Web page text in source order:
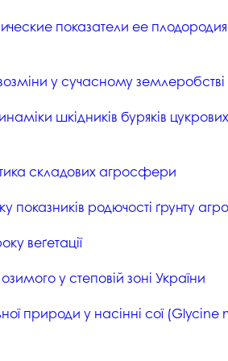
2026
Волонтерський центр "ПУЛЬС"
Студентське життя
та іміджевої діяльності
Працевлаштування
Відділ практики і сприяння
працевлаштуванню
Скринька довіри
Академічна
Акредитація
освіти
Острівець
показатели ее
у сучасному землеробстві
шкідників буряків
складових агросфери
родючості ґрунту
веґетації
у степовій зоні України
природи у насінні сої (Glycine